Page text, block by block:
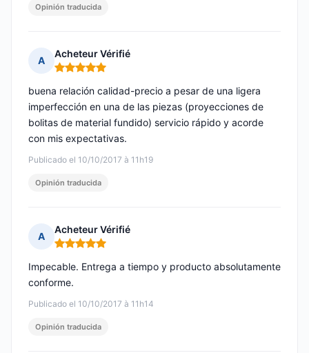
Opinión traducida
A
Acheteur Vérifié
Nota: 5 de 5
Publicado el 10/10/2017 à 11h19
buena relación calidad-precio a pesar de una ligera
imperfección en una de las piezas (proyecciones de
bolitas de material fundido) servicio rápido y acorde
con mis expectativas.
Opinión traducida
A
Acheteur Vérifié
Nota: 5 de 5
Publicado el 10/10/2017 à 11h14
Impecable. Entrega a tiempo y producto absolutamente
conforme.
Opinión traducida